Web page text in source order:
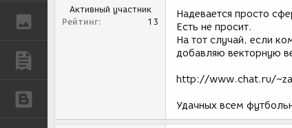
ГАЛЕРЕЯ
я
Активный участник
Рейтинг
13
Надевается просто
Есть не просит.
На тот случай, если
добавляю векторную
http://www.chat.ru/
Удачных всем